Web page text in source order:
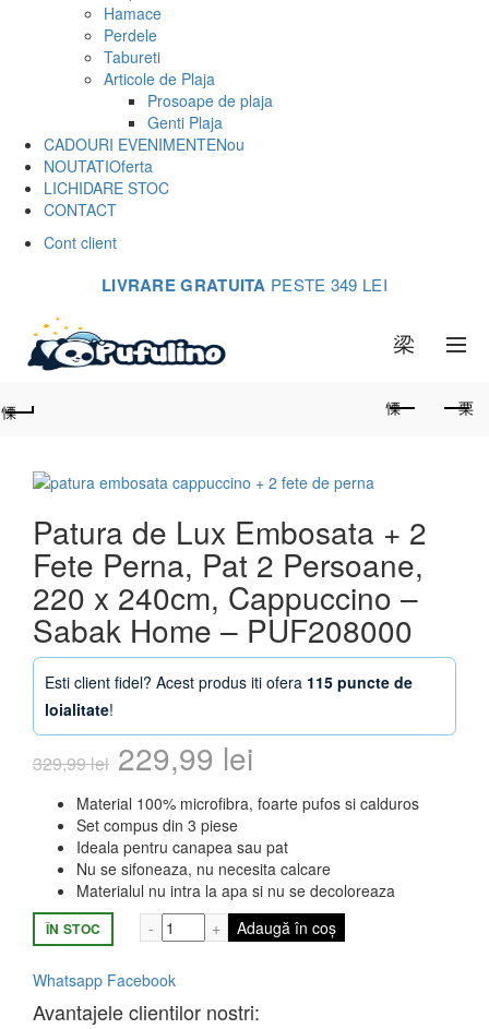
Hamace
Perdele
Tabureti
Articole de Plaja
Prosoape de plaja
Genti Plaja
CADOURI EVENIMENTENou
NOUTATIOferta
LICHIDARE STOC
CONTACT
Cont client
LIVRARE GRATUITA PESTE 349 LEI
Patura de Lux Embosata + 2
Fete Perna, Pat 2 Persoane,
220 x 240cm, Cappuccino –
Sabak Home – PUF208000
Esti client fidel? Acest produs iti ofera 115 puncte de
loialitate!
329,99lei Prețul
inițial
a
fost:
329,99 lei.
229,99 lei
curent
este:
229,99 lei.
Material 100% microfibra, foarte pufos si calduros
Set compus din 3 piese
Ideala pentru canapea sau pat
Nu se sifoneaza, nu necesita calcare
Materialul nu intra la apa si nu se decoloreaza
ÎN STOC Cantitate Patura de Lux Embosata + 2
Adaugă în coș
Whatsapp Facebook
Avantajele clientilor nostri: